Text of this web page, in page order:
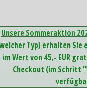
Unsere Sommeraktion
Typ) erhalten
im Wert von 45,- EUR
Checkout (im Schritt